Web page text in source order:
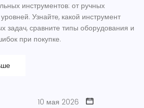
инструментов: от ручных
Узнайте, какой инструмент
задач, сравните типы оборудования и
при покупке.
10 мая 2026